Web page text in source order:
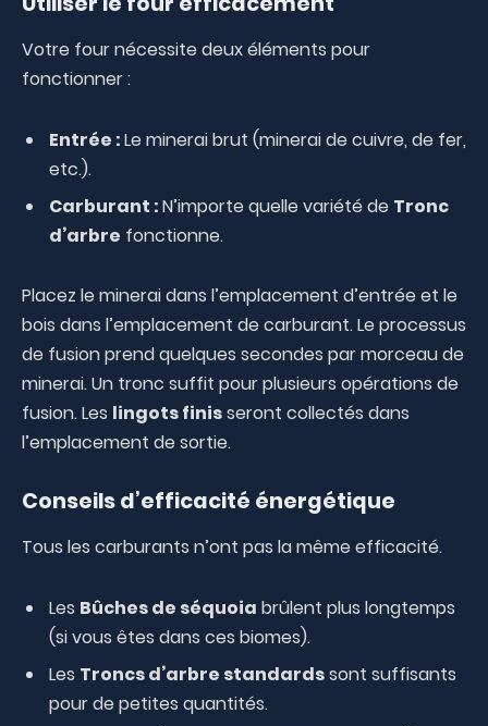
Votre four nécessite deux éléments pour
fonctionner :
Entrée :Le minerai brut (minerai de cuivre, de fer,
etc.).
Carburant :N’importe quelle variété de Tronc
d’arbre fonctionne.
Placez le minerai dans l’emplacement d’entrée et le
bois dans l’emplacement de carburant. Le processus
de fusion prend quelques secondes par morceau de
minerai. Un tronc suffit pour plusieurs opérations de
fusion. Les lingots finisseront collectés dans
l’emplacement de sortie.
Conseils d’efficacité énergétique
Tous les carburants n’ont pas la même efficacité.
Les Bûches de séquoia brûlent plus longtemps
(si vous êtes dans ces biomes).
Les Troncs d’arbre standardssont suffisants
pour de petites quantités.